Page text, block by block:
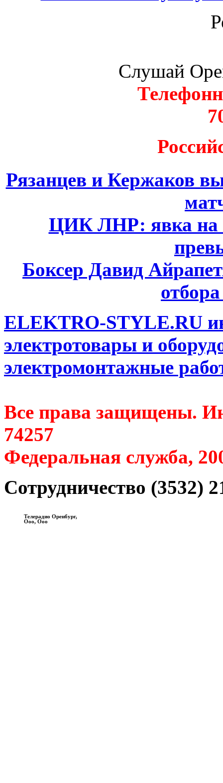
Слушай
Рязанцев и Кержаков
ЦИК ЛНР: явка на
Боксер Давид
ELEKTRO-STYLE.RU
электротовары и
электромонтажные
Все права защищены.
74257
Федеральная служба,
Сотрудничество (3532)
Телерадио Оренбург,
Ооо, Ооо